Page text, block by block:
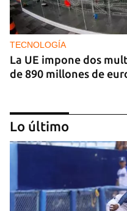
TECNOLOGÍA
La UE impone dos
de 890 millones de
Lo último